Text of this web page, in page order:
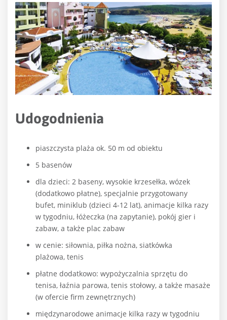
Udogodnienia
piaszczysta plaża ok. 50 m od obiektu
5 basenów
dla dzieci: 2 baseny, wysokie krzesełka, wózek
(dodatkowo płatne), specjalnie przygotowany
bufet, miniklub (dzieci 4-12 lat), animacje kilka razy
w tygodniu, łóżeczka (na zapytanie), pokój gier i
zabaw, a także plac zabaw
w cenie: siłownia, piłka nożna, siatkówka
plażowa, tenis
płatne dodatkowo: wypożyczalnia sprzętu do
tenisa, łaźnia parowa, tenis stołowy, a także masaże
(w ofercie firm zewnętrznych)
międzynarodowe animacje kilka razy w tygodniu